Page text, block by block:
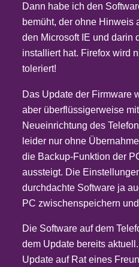
Dann habe ich den
bemüht, der ohne Hinweis
den Microsoft IE und darin
installiert hat. Firefox wird
toleriert!
Das Update der Firmware
aber überflüssigerweise
Neueinrichtung des
leider nur ohne
die Backup-Funktion der
aussteigt. Die
durchdachte Software ja
PC zwischenspeichern
Die Software auf dem
dem Update bereits
Update auf Rat eines